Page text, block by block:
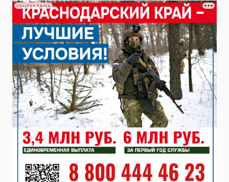
СОЦРЕКЛАМА